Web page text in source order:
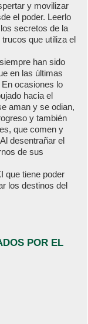
y movilizar
el poder. Leerlo
secretos de la
que utiliza el
han sido
en las últimas
ocasiones lo
hacia el
aman y se odian,
y también
que comen y
desentrañar el
de sus
que tiene poder
los destinos del
POR EL